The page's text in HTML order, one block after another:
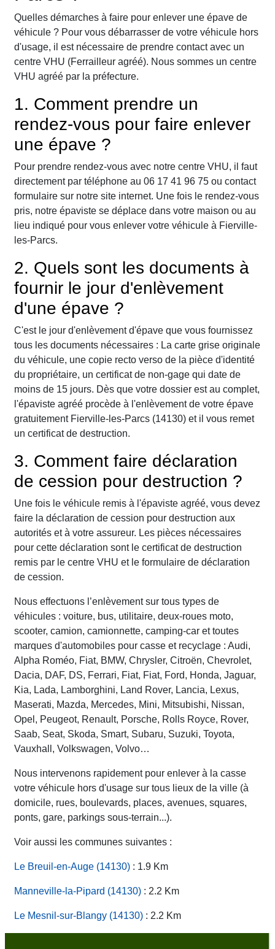
Quelles démarches à faire pour enlever une épave de
véhicule ? Pour vous débarrasser de votre véhicule hors
d'usage, il est nécessaire de prendre contact avec un
centre VHU (Ferrailleur agréé). Nous sommes un centre
VHU agréé par la préfecture.
1. Comment prendre un
rendez-vous pour faire enlever
une épave ?
Pour prendre rendez-vous avec notre centre VHU, il faut
directement par téléphone au 06 17 41 96 75 ou contact
formulaire sur notre site internet. Une fois le rendez-vous
pris, notre épaviste se déplace dans votre maison ou au
lieu indiqué pour vous enlever votre véhicule à Fierville-
les-Parcs.
2. Quels sont les documents à
fournir le jour d'enlèvement
d'une épave ?
C'est le jour d'enlèvement d'épave que vous fournissez
tous les documents nécessaires : La carte grise originale
du véhicule, une copie recto verso de la pièce d'identité
du propriétaire, un certificat de non-gage qui date de
moins de 15 jours. Dès que votre dossier est au complet,
l'épaviste agréé procède à l'enlèvement de votre épave
gratuitement Fierville-les-Parcs (14130) et il vous remet
un certificat de destruction.
3. Comment faire déclaration
de cession pour destruction ?
Une fois le véhicule remis à l'épaviste agréé, vous devez
faire la déclaration de cession pour destruction aux
autorités et à votre assureur. Les pièces nécessaires
pour cette déclaration sont le certificat de destruction
remis par le centre VHU et le formulaire de déclaration
de cession.
Nous effectuons l’enlèvement sur tous types de
véhicules : voiture, bus, utilitaire, deux-roues moto,
scooter, camion, camionnette, camping-car et toutes
marques d'automobiles pour casse et recyclage : Audi,
Alpha Roméo, Fiat, BMW, Chrysler, Citroën, Chevrolet,
Dacia, DAF, DS, Ferrari, Fiat, Fiat, Ford, Honda, Jaguar,
Kia, Lada, Lamborghini, Land Rover, Lancia, Lexus,
Maserati, Mazda, Mercedes, Mini, Mitsubishi, Nissan,
Opel, Peugeot, Renault, Porsche, Rolls Royce, Rover,
Saab, Seat, Skoda, Smart, Subaru, Suzuki, Toyota,
Vauxhall, Volkswagen, Volvo…
Nous intervenons rapidement pour enlever à la casse
votre véhicule hors d'usage sur tous lieux de la ville (à
domicile, rues, boulevards, places, avenues, squares,
ponts, gare, parkings sous-terrain...).
Voir aussi les communes suivantes :
Le Breuil-en-Auge (14130) : 1.9 Km
Manneville-la-Pipard (14130) : 2.2 Km
Le Mesnil-sur-Blangy (14130) : 2.2 Km